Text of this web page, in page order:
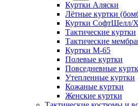
Куртки Аляски
Лётные куртки
Куртки СофтШелл/
Тактические куртки
Тактические
Куртки М-65
Полевые куртки
Повседневные
Утепленные куртки
Кожаные куртки
Женские куртки